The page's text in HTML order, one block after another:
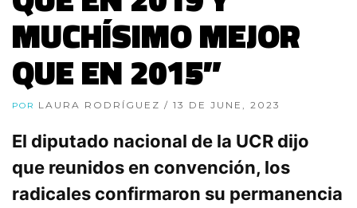
MUCHÍSIMO MEJOR
QUE EN 2015”
POR LAURA RODRÍGUEZ / 13 DE JUNE, 2023
El diputado nacional de la UCR dijo
que reunidos en convención, los
radicales confirmaron su permanencia